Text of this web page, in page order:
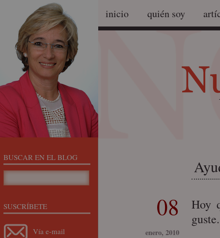
inicio quién soy
08
enero, 2010
Hoy
guste.
BUSCAR EN EL BLOG
SUSCRÍBETE
Vía e-mail